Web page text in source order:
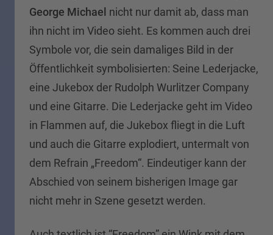
George Michael nicht nur damit ab, dass man
ihn nicht im Video sieht. Es kommen auch drei
Symbole vor, die sein damaliges Bild in der
Öffentlichkeit symbolisierten: Seine Lederjacke,
eine Jukebox der Rudolph Wurlitzer Company
und eine Gitarre. Die Lederjacke geht im Video
in Flammen auf, die Jukebox fliegt in die Luft
und auch die Gitarre explodiert, untermalt von
dem Refrain „Freedom“. Eindeutiger kann der
Abschied von seinem bisherigen Image gar
nicht mehr in Szene gesetzt werden.